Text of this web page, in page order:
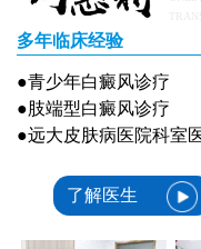
多年临床经验
●青少年白癜风诊疗
●肢端型白癜风诊疗
●远大皮肤病医院科室
了解医生